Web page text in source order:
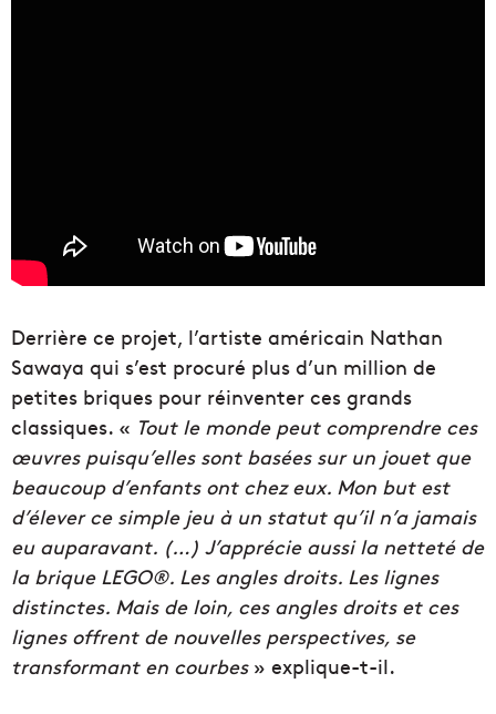
Derrière ce projet, l’artiste américain Nathan
Sawaya qui s’est procuré plus d’un million de
petites briques pour réinventer ces grands
classiques. « Tout le monde peut comprendre ces
œuvres puisqu’elles sont basées sur un jouet que
beaucoup d’enfants ont chez eux. Mon but est
d’élever ce simple jeu à un statut qu’il n’a jamais
eu auparavant. (…) J’apprécie aussi la netteté de
la brique LEGO®. Les angles droits. Les lignes
distinctes. Mais de loin, ces angles droits et ces
lignes offrent de nouvelles perspectives, se
transformant en courbes» explique-t-il.